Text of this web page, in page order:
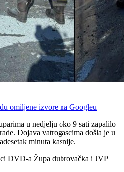
omiljene izvore na Googleu
u nedjelju oko 9 sati zapalilo
Dojava vatrogascima došla je u
minuta kasnije.
DVD-a Župa dubrovačka i JVP